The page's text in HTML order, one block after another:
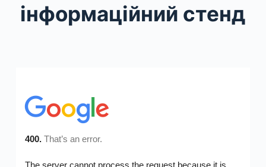
інформаційний стенд